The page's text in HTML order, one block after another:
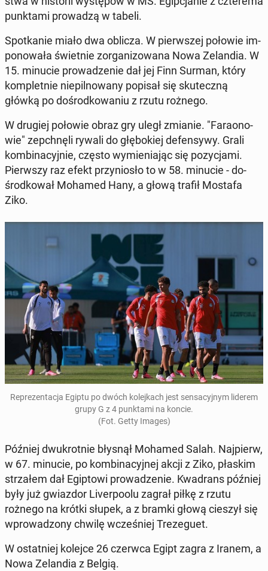
punk­ta­mi pro­wa­dzą w tabeli.
Spo­tka­nie miało dwa oblicza. W pierw­szej połowie im­
po­no­wa­ła świet­nie zor­ga­ni­zo­wa­na Nowa Ze­lan­dia. W
15. minucie pro­wa­dze­nie dał jej Finn Surman, który
kom­plet­nie nie­pil­no­wa­ny popisał się sku­tecz­ną
główką po do­środ­ko­wa­niu z rzutu rożnego.
W drugiej połowie obraz gry uległ zmianie. "Fa­ra­ono­
wie" ze­pchnę­li rywali do głę­bo­kiej de­fen­sy­wy. Grali
kom­bi­na­cyj­nie, często wy­mie­nia­jąc się po­zy­cja­mi.
Pierw­szy raz efekt przy­nio­sło to w 58. minucie - do­
środ­ko­wał Mohamed Hany, a głową trafił Mostafa
Ziko.
Re­pre­zen­ta­cja Egiptu po dwóch ko­lej­kach jest sen­sa­cyj­nym liderem
grupy G z 4 punk­ta­mi na koncie.
(Fot. Getty Images)
Później dwu­krot­nie błysnął Mohamed Salah. Naj­pierw,
w 67. minucie, po kom­bi­na­cyj­nej akcji z Ziko, płaskim
strza­łem dał Egip­to­wi pro­wa­dze­nie. Kwa­drans później
były już gwiaz­dor Li­ver­po­olu zagrał piłkę z rzutu
rożnego na krótki słupek, a z bramki głową cieszył się
wpro­wa­dzo­ny chwilę wcze­śniej Tre­ze­gu­et.
W ostat­niej kolejce 26 czerwca Egipt zagra z Iranem, a
Nowa Ze­lan­dia z Belgią.